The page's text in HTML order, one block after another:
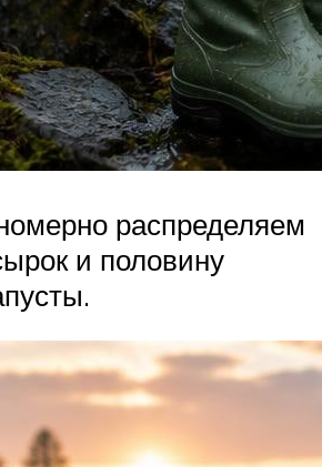
распределяем
и половину